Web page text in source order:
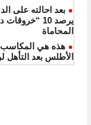
بعد احالته على
يرصد 10
المحاماة
هذه هي المكاسب
الأطلس بعد التأهل